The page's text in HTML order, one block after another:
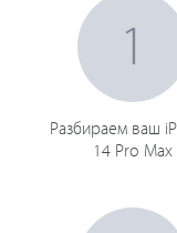
1
Разбираем ваш
14 Pro Max